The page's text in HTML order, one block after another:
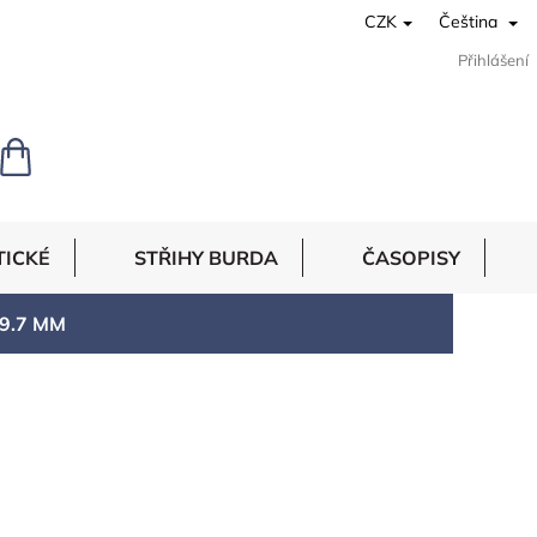
CZK Čeština
Přihlášení
NÁKUPNÍ
KOŠÍK
STŘIHY BURDA ČASOPISY
MM